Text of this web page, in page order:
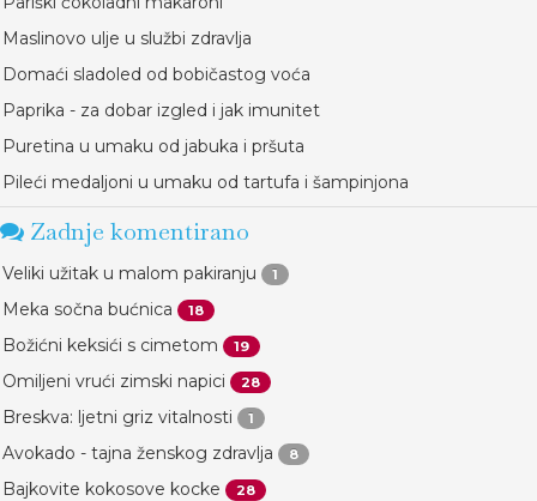
Maslinovo ulje u službi zdravlja
Domaći sladoled od bobičastog voća
Paprika - za dobar izgled i jak imunitet
Puretina u umaku od jabuka i pršuta
Pileći medaljoni u umaku od tartufa i šampinjona
Zadnje komentirano
Veliki užitak u malom pakiranju 1
Meka sočna bućnica 18
Božićni keksići s cimetom 19
Omiljeni vrući zimski napici 28
Breskva: ljetni griz vitalnosti 1
Avokado - tajna ženskog zdravlja 8
Bajkovite kokosove kocke 28